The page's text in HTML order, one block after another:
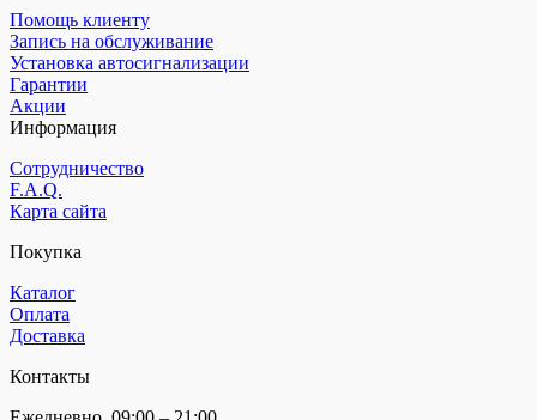
Помощь клиенту
Запись на обслуживание
Установка автосигнализации
Гарантии
Акции
Информация
Сотрудничество
F.A.Q.
Карта сайта
Покупка
Каталог
Оплата
Доставка
Контакты